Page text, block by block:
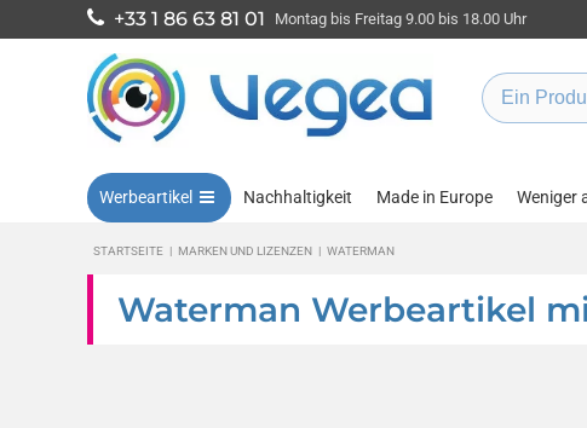
+33 1 86 63 81 01 Montag bis Freitag 9.00 bis 18.00 Uhr
Werbeartikel Nachhaltigkeit Made in Europe Weniger
STARTSEITE | MARKEN UND LIZENZEN | WATERMAN
Waterman Werbeartikel